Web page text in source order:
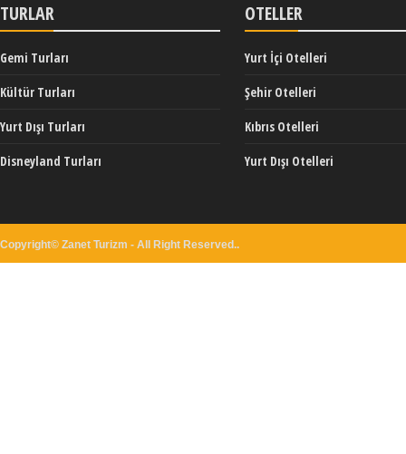
TURLAR
Gemi Turları
Kültür Turları
Yurt Dışı Turları
Disneyland Turları
OTELLER
Yurt İçi Otelleri
Şehir Otelleri
Kıbrıs Otelleri
Yurt Dışı Otelleri
Copyright© Zanet Turizm - All Right Reserved..